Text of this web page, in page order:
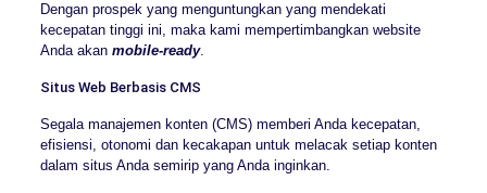
Dengan prospek yang menguntungkan yang mendekati
kecepatan tinggi ini, maka kami mempertimbangkan website
Anda akan mobile-ready.
Situs Web Berbasis CMS
Segala manajemen konten (CMS) memberi Anda kecepatan,
efisiensi, otonomi dan kecakapan untuk melacak setiap konten
dalam situs Anda semirip yang Anda inginkan.